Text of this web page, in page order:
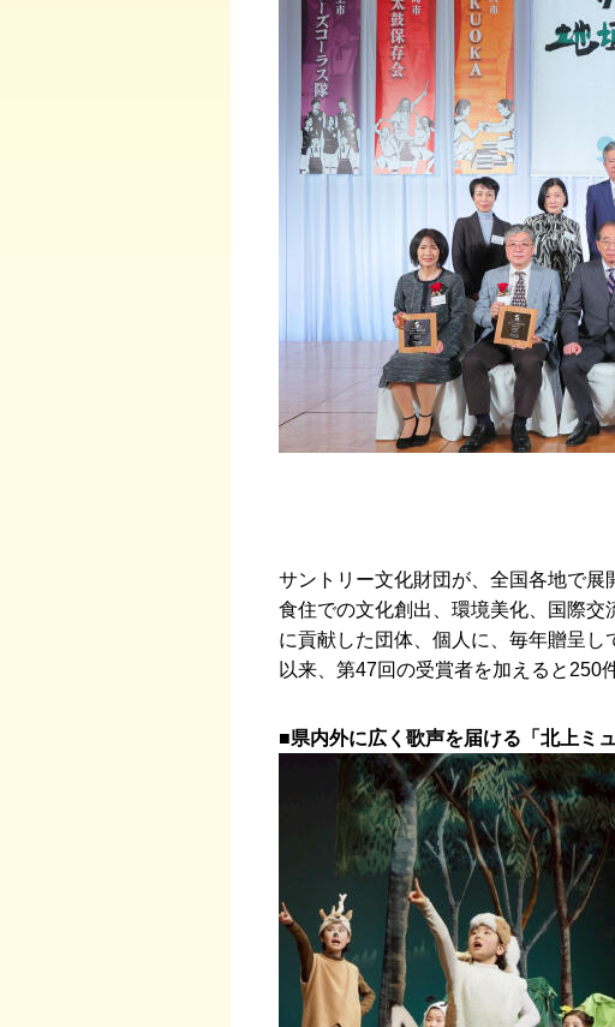
サントリー文化財団が、全国各地で
食住での文化創出、環境美化、国際
に貢献した団体、個人に、毎年贈呈
以来、第47回の受賞者を加えると250
■県内外に広く歌声を届ける「北上ミ